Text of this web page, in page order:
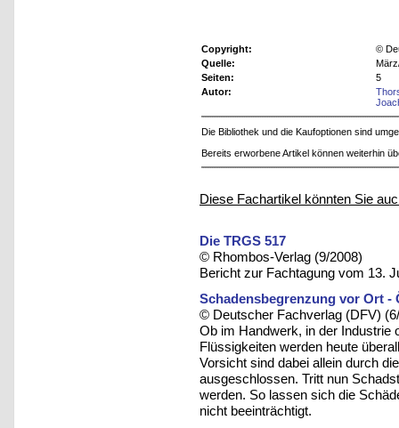
Copyright:
©
Quelle:
Seiten:
5
Autor:
Die Bibliothek und die Kaufoptionen sind
Bereits erworbene Artikel können weiterhin
Diese Fachartikel könnten Sie
Die TRGS 517
© Rhombos-Verlag (9/2008)
Bericht zur Fachtagung vom 13.
Schadensbegrenzung vor Ort
© Deutscher Fachverlag (DFV)
Ob im Handwerk, in der Industrie
Flüssigkeiten werden heute
Vorsicht sind dabei allein durch
ausgeschlossen. Tritt nun
werden. So lassen sich die
nicht beeinträchtigt.